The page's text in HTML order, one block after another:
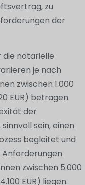
zu
der
die notarielle
je nach
zwischen 1.000
EUR) betragen.
der
sein, einen
begleitet und
zwischen 5.000
EUR) liegen.